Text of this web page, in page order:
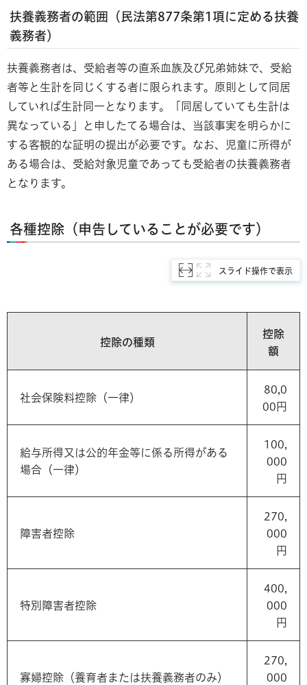
扶養義務者の範囲（民法第877条第1項に定める扶養
義務者）
扶養義務者は、受給者等の直系血族及び兄弟姉妹で、受給
者等と生計を同じくする者に限られます。原則として同居
していれば生計同一となります。「同居していても生計は
異なっている」と申したてる場合は、当該事実を明らかに
する客観的な証明の提出が必要です。なお、児童に所得が
ある場合は、受給対象児童であっても受給者の扶養義務者
となります。
各種控除 （申告していることが必要です）
スライド操作で表示
控除の種類
控除
額
社会保険料控除（一律）
80,0
00円
給与所得又は公的年金等に係る所得がある
場合（一律）
100,
000
円
障害者控除
270,
000
円
特別障害者控除
400,
000
円
寡婦控除（養育者または扶養義務者のみ）
270,
000